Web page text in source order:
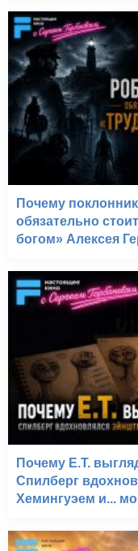
Почему
обязательно
богом» Алексея
Почему E.T.
Спилберг
Хемингуэем и...